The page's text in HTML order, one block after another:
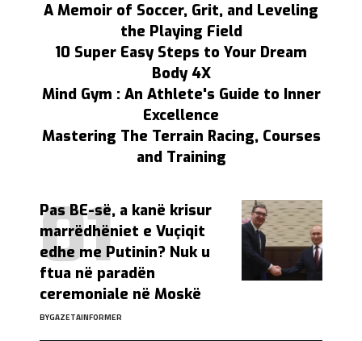
A Memoir of Soccer, Grit, and Leveling
the Playing Field
10 Super Easy Steps to Your Dream
Body 4X
Mind Gym : An Athlete's Guide to Inner
Excellence
Mastering The Terrain Racing, Courses
and Training
Pas BE-së, a kanë krisur
marrëdhëniet e Vuçiqit
edhe me Putinin? Nuk u
ftua në paradën
ceremoniale në Moskë
BYGAZETAINFORMER